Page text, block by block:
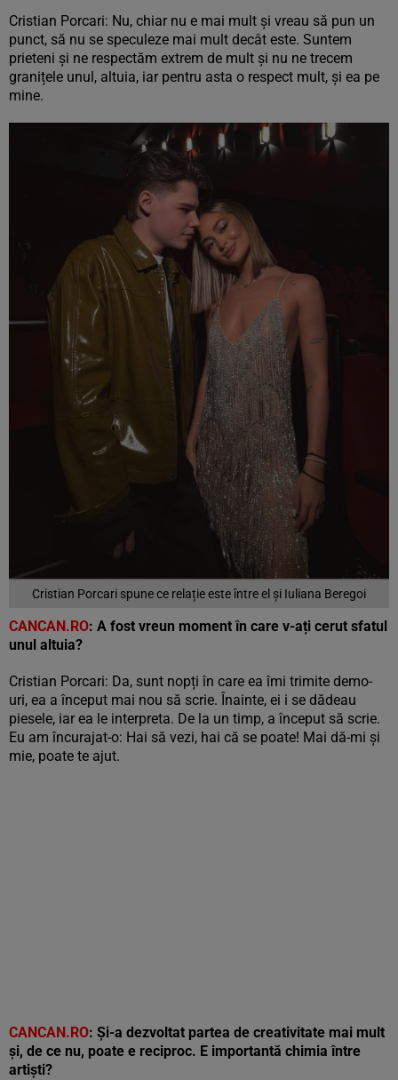
Cristian Porcari: Nu, chiar nu e mai mult și vreau să pun un
punct, să nu se speculeze mai mult decât este. Suntem
prieteni și ne respectăm extrem de mult și nu ne trecem
granițele unul, altuia, iar pentru asta o respect mult, și ea pe
mine.
Cristian Porcari spune ce relație este între el și Iuliana Beregoi
CANCAN.RO: A fost vreun moment în care v-ați cerut sfatul
unul altuia?
Cristian Porcari: Da, sunt nopți în care ea îmi trimite demo-
uri, ea a început mai nou să scrie. Înainte, ei i se dădeau
piesele, iar ea le interpreta. De la un timp, a început să scrie.
Eu am încurajat-o: Hai să vezi, hai că se poate! Mai dă-mi și
mie, poate te ajut.
CANCAN.RO: Și-a dezvoltat partea de creativitate mai mult
și, de ce nu, poate e reciproc. E importantă chimia între
artiști?